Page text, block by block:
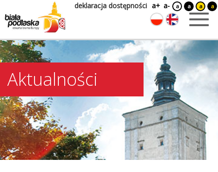
deklaracja dostępności a+ a- a a a a
Aktualności